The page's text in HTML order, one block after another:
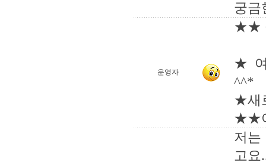
궁금
운영자
★★
★ 여
^^*
★새
★★
저는
고요